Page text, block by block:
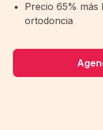
Precio 65% más
ortodoncia